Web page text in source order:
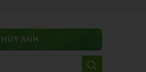
ANH